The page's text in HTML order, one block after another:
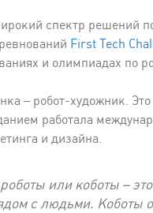
спектр решений
First Tech
и олимпиадах по
– робот-художник.
работала
и дизайна.
или коботы –
с людьми. Коботы